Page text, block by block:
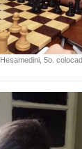
5o.